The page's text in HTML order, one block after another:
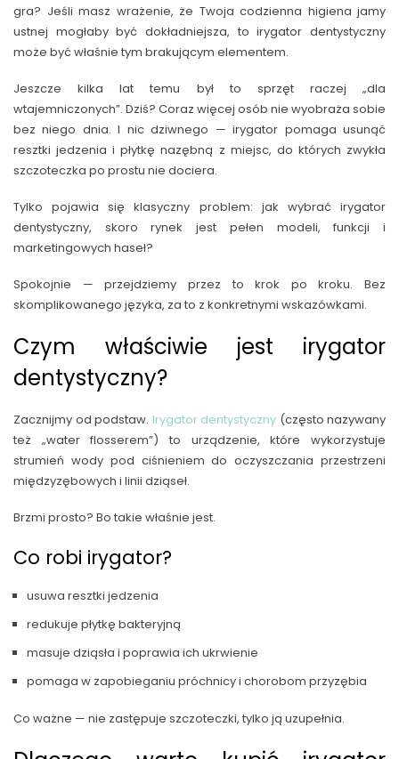
gra? Jeśli masz wrażenie, że Twoja codzienna higiena jamy
ustnej mogłaby być dokładniejsza, to irygator dentystyczny
może być właśnie tym brakującym elementem.
Jeszcze kilka lat temu był to sprzęt raczej „dla
wtajemniczonych”. Dziś? Coraz więcej osób nie wyobraża sobie
bez niego dnia. I nic dziwnego — irygator pomaga usunąć
resztki jedzenia i płytkę nazębną z miejsc, do których zwykła
szczoteczka po prostu nie dociera.
Tylko pojawia się klasyczny problem: jak wybrać irygator
dentystyczny, skoro rynek jest pełen modeli, funkcji i
marketingowych haseł?
Spokojnie — przejdziemy przez to krok po kroku. Bez
skomplikowanego języka, za to z konkretnymi wskazówkami.
Czym właściwie jest irygator
dentystyczny?
Zacznijmy od podstaw. Irygator dentystyczny (często nazywany
też „water flosserem”) to urządzenie, które wykorzystuje
strumień wody pod ciśnieniem do oczyszczania przestrzeni
międzyzębowych i linii dziąseł.
Brzmi prosto? Bo takie właśnie jest.
Co robi irygator?
usuwa resztki jedzenia
redukuje płytkę bakteryjną
masuje dziąsła i poprawia ich ukrwienie
pomaga w zapobieganiu próchnicy i chorobom przyzębia
Co ważne — nie zastępuje szczoteczki, tylko ją uzupełnia.